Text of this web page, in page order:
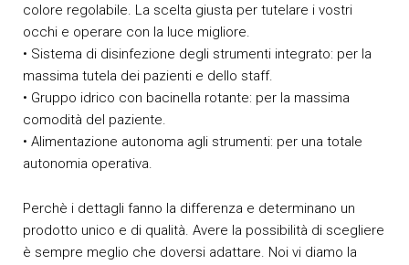
colore regolabile. La scelta giusta per tutelare i vostri
occhi e operare con la luce migliore.
• Sistema di disinfezione degli strumenti integrato: per la
massima tutela dei pazienti e dello staff.
• Gruppo idrico con bacinella rotante: per la massima
comodità del paziente.
• Alimentazione autonoma agli strumenti: per una totale
autonomia operativa.
Perchè i dettagli fanno la differenza e determinano un
prodotto unico e di qualità. Avere la possibilità di scegliere
è sempre meglio che doversi adattare. Noi vi diamo la